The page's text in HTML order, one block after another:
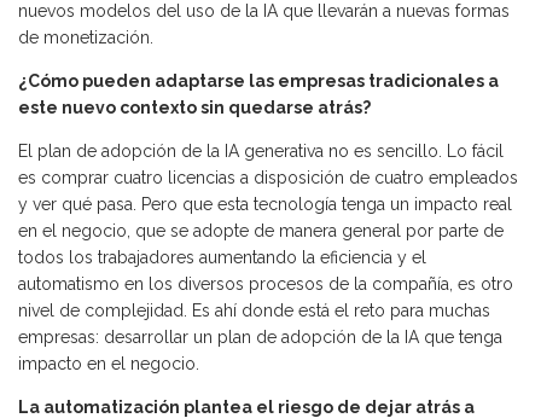
nuevos modelos del uso de la IA que llevarán a nuevas formas
de monetización.
¿Cómo pueden adaptarse las empresas tradicionales a
este nuevo contexto sin quedarse atrás?
El plan de adopción de la IA generativa no es sencillo. Lo fácil
es comprar cuatro licencias a disposición de cuatro empleados
y ver qué pasa. Pero que esta tecnología tenga un impacto real
en el negocio, que se adopte de manera general por parte de
todos los trabajadores aumentando la eficiencia y el
automatismo en los diversos procesos de la compañía, es otro
nivel de complejidad. Es ahí donde está el reto para muchas
empresas: desarrollar un plan de adopción de la IA que tenga
impacto en el negocio.
La automatización plantea el riesgo de dejar atrás a